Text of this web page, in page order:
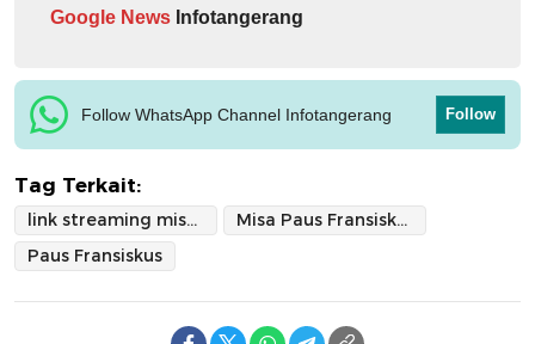
Google News Infotangerang
Follow WhatsApp Channel Infotangerang Follow
Tag Terkait:
link streaming misa paus
Misa Paus Fransiskus
Paus Fransiskus